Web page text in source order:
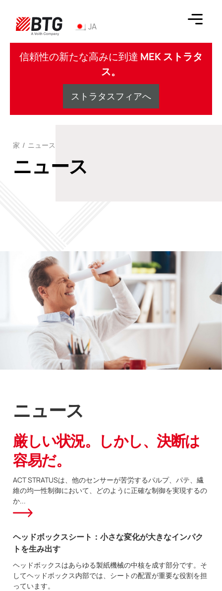
JA
信頼性の新たな高みに到達 MEK ストラタ
ス。
ストラタスフィアへ
家 / ニュース
ニュース
ニュース
厳しい状況。しかし、決断は
容易だ。
ACT STRATUSは、他のセンサーが苦労するパルプ、パテ、繊
維の均一性制御において、どのように正確な制御を実現するの
か...
ヘッドボックスシート：小さな変化が大きなインパク
トを生み出す
ヘッドボックスはあらゆる製紙機械の中核を成す部分です。そ
してヘッドボックス内部では、シートの配置が重要な役割を担
っています。